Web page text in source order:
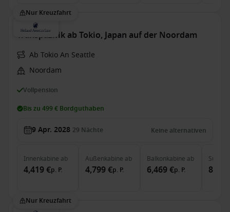
Nur Kreuzfahrt
Transpazifik ab Tokio, Japan auf der Noordam
Ab Tokio An Seattle
Noordam
Vollpension
Bis zu 499 € Bordguthaben
9 Apr. 2028 29 Nächte Keine alternativen
Innenkabine ab
4,419 €p. P.
Außenkabine ab
4,799 €p. P.
Balkonkabine ab
6,469 €p. P.
Suite
Nur Kreuzfahrt